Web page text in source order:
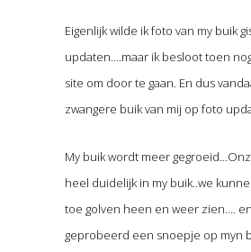
Eigenlijk wilde ik foto van my buik
updaten….maar ik besloot toen
site om door te gaan. En dus
zwangere buik van mij op foto
My buik wordt meer
heel duidelijk in my buik..we
toe golven heen en weer zien….
geprobeerd een snoepje op myn